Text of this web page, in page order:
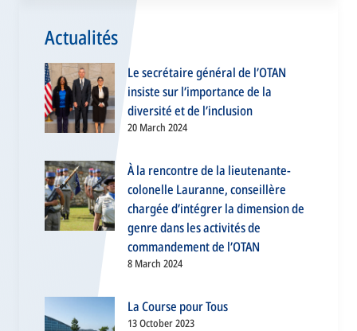
Actualités
Le secrétaire général de l’OTAN
insiste sur l’importance de la
diversité et de l’inclusion
20 March 2024
À la rencontre de la lieutenante-
colonelle Lauranne, conseillère
chargée d’intégrer la dimension de
genre dans les activités de
commandement de l’OTAN
8 March 2024
La Course pour Tous
13 October 2023